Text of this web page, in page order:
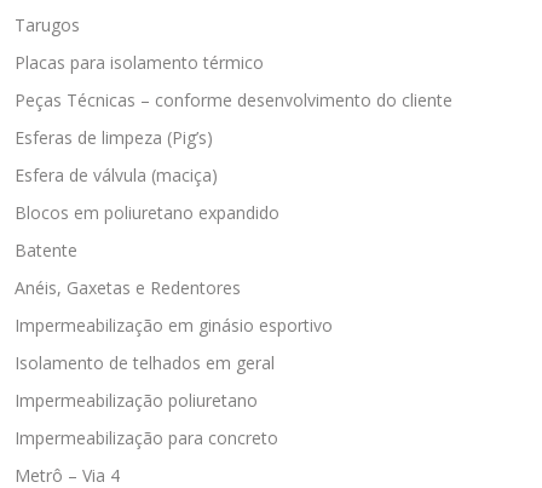
Tarugos
Placas para isolamento térmico
Peças Técnicas – conforme desenvolvimento do cliente
Esferas de limpeza (Pig’s)
Esfera de válvula (maciça)
Blocos em poliuretano expandido
Batente
Anéis, Gaxetas e Redentores
Impermeabilização em ginásio esportivo
Isolamento de telhados em geral
Impermeabilização poliuretano
Impermeabilização para concreto
Metrô – Via 4